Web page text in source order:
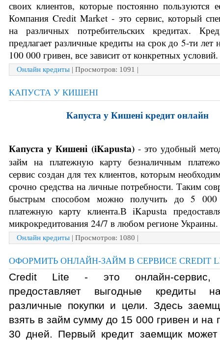
Компания Credit Market - это сервис, который
на различных потребительских кредитах.
предлагает различные кредиты на срок до 5-ти лет
100 000 гривен, все зависит от конкретных условий.
Онлайн кредиты | Просмотров: 1091 |
КАПУСТА У КИШЕНІ
Капуста у Кишені кредит онлайн
Капуста у Кишені (iKapusta) - это удобный
займ на платежную карту безналичным
сервис создан для тех клиентов, которым
срочно средства на личные потребности. Таким
быстрым способом можно получить до 5 000
платежную карту клиента.В iKapusta
микрокредитования 24/7 в любом регионе Украины.
Онлайн кредиты | Просмотров: 1080 |
ОФОРМИТЬ ОНЛАЙН-ЗАЙМ В СЕРВИСЕ CREDIT
Credit Lite - это онлайн-сервис,
предоставляет выгодные кредиты
различные покупки и цели. Здесь
взять в займ сумму до 15 000 гривен и на
30 дней. Первый кредит заемщик может